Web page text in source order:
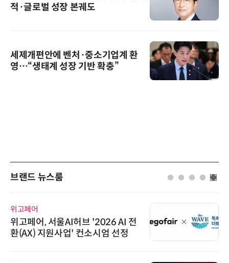
적·글로벌 성장 본궤도
세제개편안에 벤처·중소기업계 환
영…“생태계 성장 기반 확충”
브랜드 뉴스룸
위고페어
위고페어, 서울AI허브 '2026 AI 전
환(AX) 지원사업' 컨소시엄 선정